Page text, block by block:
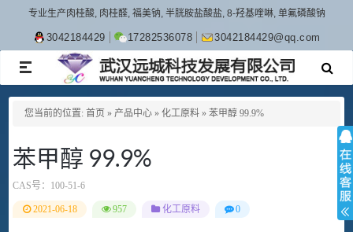
专业生产肉桂酸, 肉桂醛, 福美钠, 半胱胺盐酸盐, 8-羟基喹啉, 单氟磷酸钠
3042184429 17282536078 3042184429@qq.com
TOGGLE
NAVIGATION
您当前的位置: 首页 » 产品中心 » 化工原料 » 苯甲醇 99.9%
苯甲醇 99.9%
CAS号： 100-51-6
2021-06-18 957 化工原料 0